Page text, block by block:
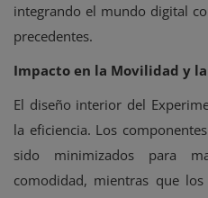
integrando el mundo digital
precedentes.
Impacto en la Movilidad y
El diseño interior del
la eficiencia. Los
sido minimizados para
comodidad, mientras que